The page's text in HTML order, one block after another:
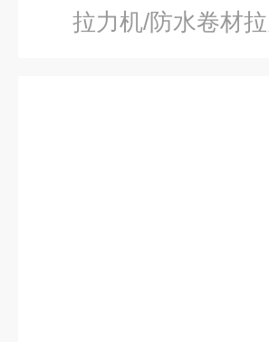
拉力机/防水卷材